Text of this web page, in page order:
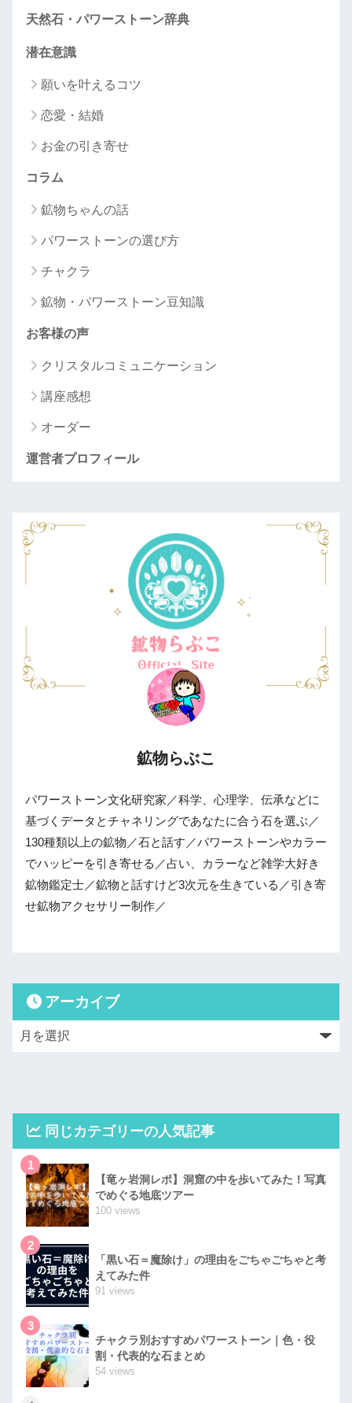
天然石・パワーストーン辞典
潜在意識
願いを叶えるコツ
恋愛・結婚
お金の引き寄せ
コラム
鉱物ちゃんの話
パワーストーンの選び方
チャクラ
鉱物・パワーストーン豆知識
お客様の声
クリスタルコミュニケーション
講座感想
オーダー
運営者プロフィール
鉱物らぶこ
パワーストーン文化研究家／科学、心理学、伝承などに
基づくデータとチャネリングであなたに合う石を選ぶ／
130種類以上の鉱物／石と話す／パワーストーンやカラー
でハッピーを引き寄せる／占い、カラーなど雑学大好き
鉱物鑑定士／鉱物と話すけど3次元を生きている／引き寄
せ鉱物アクセサリー制作／
アーカイブ
同じカテゴリーの人気記事
1
【竜ヶ岩洞レポ】洞窟の中を歩いてみた！写真
でめぐる地底ツアー
100 views
2
「黒い石＝魔除け」の理由をごちゃごちゃと考
えてみた件
91 views
3
チャクラ別おすすめパワーストーン｜色・役
割・代表的な石まとめ
54 views